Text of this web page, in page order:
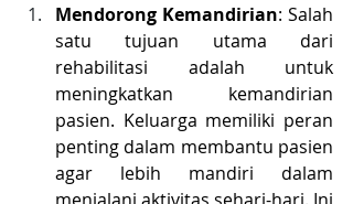
Mendorong Kemandirian: Salah
satu tujuan utama dari
rehabilitasi adalah untuk
meningkatkan kemandirian
pasien. Keluarga memiliki peran
penting dalam membantu pasien
agar lebih mandiri dalam
menjalani aktivitas sehari-hari. Ini